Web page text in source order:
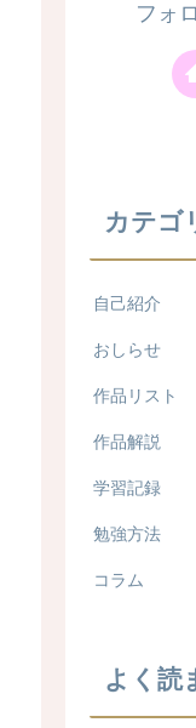
フォ
カテゴ
自己紹介
おしらせ
作品リスト
作品解説
学習記録
勉強方法
コラム
よく読